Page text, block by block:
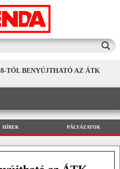
TÓL BENYÚJTHATÓ AZ ÁTK
HÍREK PÁLYÁZATOK